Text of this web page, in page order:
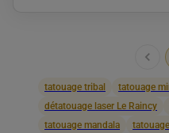
tatouage tribal tatouage
détatouage laser Le Raincy
tatouage mandala